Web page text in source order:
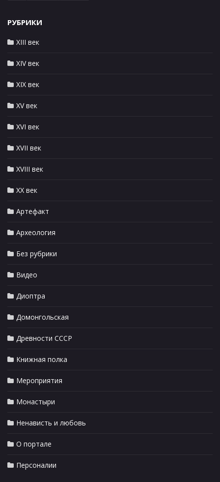
РУБРИКИ
XIII век
XIV век
XIX век
XV век
XVI век
XVII век
XVIII век
XX век
Артефакт
Археология
Без рубрики
Видео
Диоптра
Домонгольская
Древности СССР
Книжная полка
Мероприятия
Монастыри
Ненависть и любовь
О портале
Персоналии